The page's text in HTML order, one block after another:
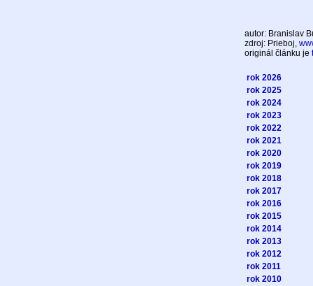
autor: Branislav
zdroj: Prieboj,
originál článku je
rok 2026
rok 2025
rok 2024
rok 2023
rok 2022
rok 2021
rok 2020
rok 2019
rok 2018
rok 2017
rok 2016
rok 2015
rok 2014
rok 2013
rok 2012
rok 2011
rok 2010